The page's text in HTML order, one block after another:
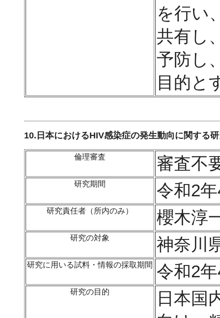
を行い
共有し
予防し
目的と
10.日本におけるHIV感染症の発生動向に関する
倫理審査 審査不
研究期間 令和2
研究責任者（所内のみ） 櫻木淳
研究の対象 神奈川
研究に用いる試料・情報の採取期間 令和2
研究の目的
日本国